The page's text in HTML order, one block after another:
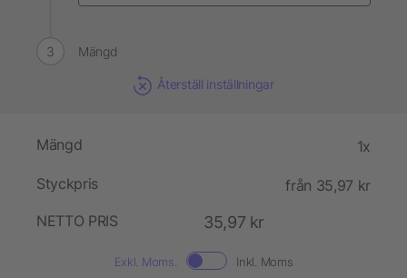
Mängd
Återställ inställningar
Mängd 1x
Styckpris
från 35,97 kr
NETTO PRIS
35,97 kr
Exkl. Moms. Inkl. Moms